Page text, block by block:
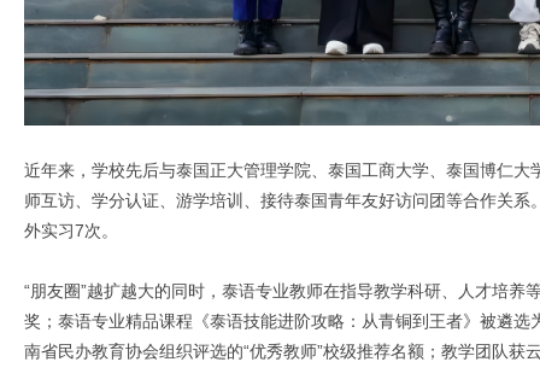
近年来，学校先后与泰国正大管理学院、泰国工商大学、泰国博仁
师互访、学分认证、游学培训、接待泰国青年友好访问团等合作关
外实习7次。
“朋友圈”越扩越大的同时，泰语专业教师在指导教学科研、人才培养
奖；泰语专业精品课程《泰语技能进阶攻略：从青铜到王者》被遴
南省民办教育协会组织评选的“优秀教师”校级推荐名额；教学团队获